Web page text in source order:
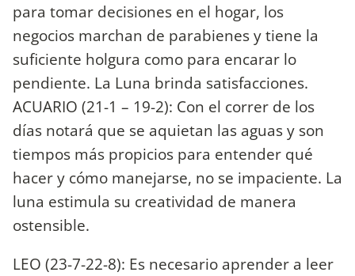
para tomar decisiones en el hogar, los
negocios marchan de parabienes y tiene la
suficiente holgura como para encarar lo
pendiente. La Luna brinda satisfacciones.
ACUARIO (21-1 – 19-2): Con el correr de los
días notará que se aquietan las aguas y son
tiempos más propicios para entender qué
hacer y cómo manejarse, no se impaciente. La
luna estimula su creatividad de manera
ostensible.
LEO (23-7-22-8): Es necesario aprender a leer